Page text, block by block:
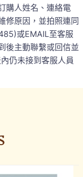
購人姓名、連絡電
修原因，並拍照連同
或EMAIL至客服
後主動聯繫或回信並
仍未接到客服人員